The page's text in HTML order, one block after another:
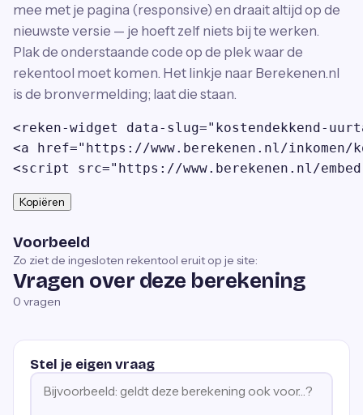
mee met je pagina (responsive) en draait altijd op de
nieuwste versie — je hoeft zelf niets bij te werken.
Plak de onderstaande code op de plek waar de
rekentool moet komen. Het linkje naar Berekenen.nl
is de bronvermelding; laat die staan.
<reken-widget data-slug="kostendekkend-
<a href="https://www.berekenen.nl/inkomen/
<script src="https://www.berekenen.nl/
Kopiëren
Voorbeeld
Zo ziet de ingesloten rekentool eruit op je site:
Vragen over deze berekening
0 vragen
Stel je eigen vraag